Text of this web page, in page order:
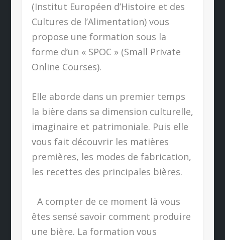
(Institut Européen d’Histoire et des
Cultures de l’Alimentation) vous
propose une formation sous la
forme d’un « SPOC » (Small Private
Online Courses).
Elle aborde dans un premier temps
la bière dans sa dimension culturelle,
imaginaire et patrimoniale. Puis elle
vous fait découvrir les matières
premières, les modes de fabrication,
les recettes des principales bières.
A compter de ce moment là vous
êtes sensé savoir comment produire
une bière. La formation vous